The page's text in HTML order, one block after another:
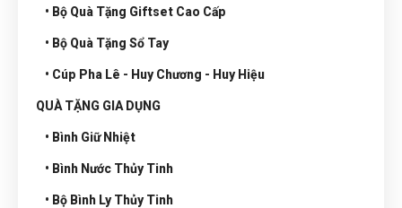
• Bộ Quà Tặng Giftset Cao Cấp
• Bộ Quà Tặng Sổ Tay
• Cúp Pha Lê - Huy Chương - Huy Hiệu
QUÀ TẶNG GIA DỤNG
• Bình Giữ Nhiệt
• Bình Nước Thủy Tinh
• Bộ Bình Ly Thủy Tinh